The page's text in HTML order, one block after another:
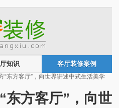
知识
客厅装修案例
“东方客厅”，向世界讲述中式生活美学
东方客厅”，向世